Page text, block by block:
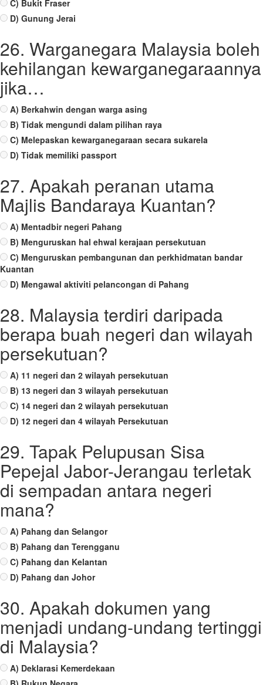
C) Bukit Fraser
D) Gunung Jerai
26. Warganegara Malaysia boleh
kehilangan kewarganegaraannya
jika…
A) Berkahwin dengan warga asing
B) Tidak mengundi dalam pilihan raya
C) Melepaskan kewarganegaraan secara sukarela
D) Tidak memiliki passport
27. Apakah peranan utama
Majlis Bandaraya Kuantan?
A) Mentadbir negeri Pahang
B) Menguruskan hal ehwal kerajaan persekutuan
C) Menguruskan pembangunan dan perkhidmatan bandar
Kuantan
D) Mengawal aktiviti pelancongan di Pahang
28. Malaysia terdiri daripada
berapa buah negeri dan wilayah
persekutuan?
A) 11 negeri dan 2 wilayah persekutuan
B) 13 negeri dan 3 wilayah persekutuan
C) 14 negeri dan 2 wilayah persekutuan
D) 12 negeri dan 4 wilayah Persekutuan
29. Tapak Pelupusan Sisa
Pepejal Jabor-Jerangau terletak
di sempadan antara negeri
mana?
A) Pahang dan Selangor
B) Pahang dan Terengganu
C) Pahang dan Kelantan
D) Pahang dan Johor
30. Apakah dokumen yang
menjadi undang-undang tertinggi
di Malaysia?
A) Deklarasi Kemerdekaan